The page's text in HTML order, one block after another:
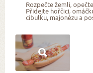
Rozpečte žemli,
Přidejte hořčici,
cibulku, majonézu a